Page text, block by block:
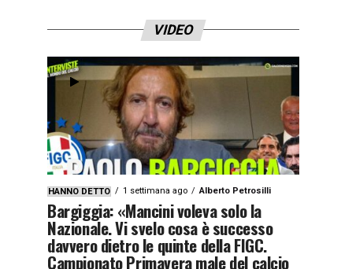
VIDEO
HANNO DETTO 1 settimana ago Alberto Petrosilli
Bargiggia: «Mancini voleva solo la
Nazionale. Vi svelo cosa è successo
davvero dietro le quinte della FIGC.
Campionato Primavera male del calcio